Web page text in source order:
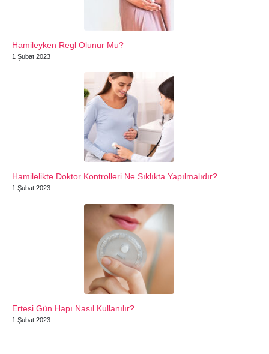
Hamileyken Regl Olunur Mu?
1 Şubat 2023
Hamilelikte Doktor Kontrolleri Ne Sıklıkta Yapılmalıdır?
1 Şubat 2023
Ertesi Gün Hapı Nasıl Kullanılır?
1 Şubat 2023